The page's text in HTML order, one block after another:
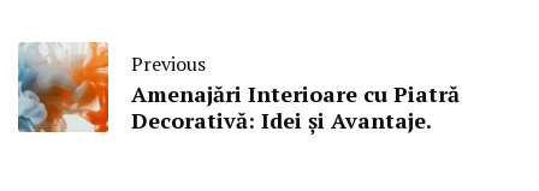
Previous
Amenajări Interioare cu Piatră
Decorativă: Idei și Avantaje.